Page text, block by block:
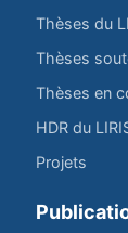
Thèses du
Thèses
Thèses en
HDR du
Projets